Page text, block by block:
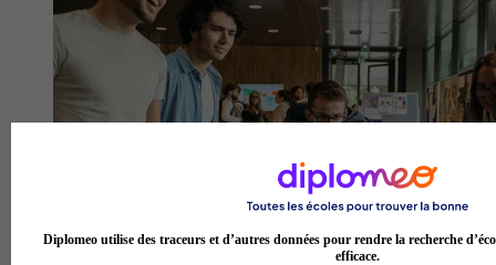
Diplomeo utilise des traceurs et d’autres données pour rendre la recherche
efficace.